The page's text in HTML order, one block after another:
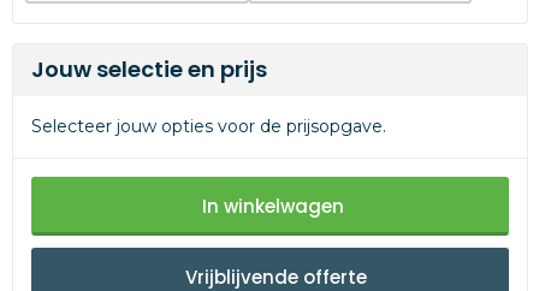
Jouw selectie en prijs
Selecteer jouw opties voor de prijsopgave.
In winkelwagen
Vrijblijvende offerte